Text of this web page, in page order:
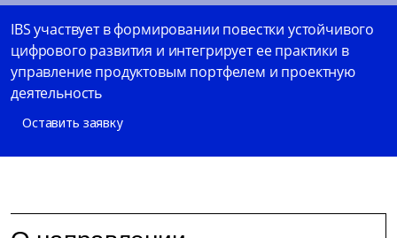
IBS участвует в формировании повестки устойчивого
цифрового развития и интегрирует ее практики в
управление продуктовым портфелем и проектную
деятельность
Оставить заявку